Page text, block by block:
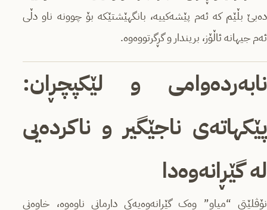
ده‌بێ بڵێم كه‌ ئەم پێشەکییە، بانگهێشتێکە بۆ چوونە ناو دڵی
ئەم جیهانە ئاڵۆز، بریندار و گڕگرتووه‌وە.
نابه‌رده‌وامی و لێكپچڕان‌‌:
پێكهاته‌ی ناجێگیر و ناكرده‌یی
له‌ گێڕانه‌وه‌دا‌
نۆڤلێتی “میاو” وەک گێڕانەوەیەکی داڕمانی ناوەوە، خاوەنی